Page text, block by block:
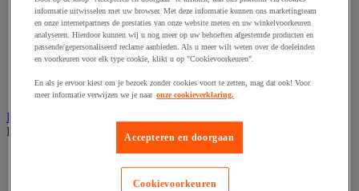
Agenda, kalender en bureauonderleggers
Enveloppen en postverwerking
Klein kantoormateriaal
Papier, systeem- en visitekaarten
Schrijfwaren
Kantoordecoratie
Bekijk de hele productgroep
Kunstplant voor kantoor
informatie uitwisselen met uw browser. Met deze informatie kunnen ons marketingteam
en onze internetpartners de prestaties van onze website meten en uw winkelvoorkeuren
analyseren. Hierdoor kunnen wij u nog meer op uw behoeften afgestemde producten en
passende/gepersonaliseerd reclame aanbieden. Als u meer wilt weten over de doeleinden
en voorkeuren voor elk type cookie, klikt u op "Cookievoorkeuren".
En als je ervoor kiest om je bezoek zonder cookies voort te zetten, mag dat ook! Voor
meer informatie verwijzen we je naar onze cookieverklaring.
Accepteren en doorgaan
Cookievoorkeuren